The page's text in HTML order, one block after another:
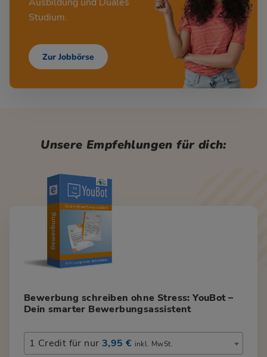
Studium.
Zur Jobbörse
Unsere Empfehlungen für dich:
Bewerbung schreiben ohne Stress: YouBot –
Dein smarter Bewerbungsassistent
1 Credit für nur 3,95 € inkl. MwSt.